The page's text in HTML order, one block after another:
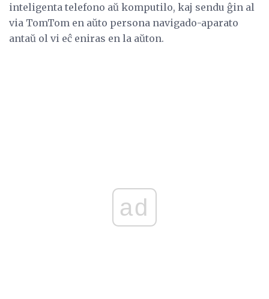
inteligenta telefono aŭ komputilo, kaj sendu ĝin al
via TomTom en aŭto persona navigado-aparato
antaŭ ol vi eĉ eniras en la aŭton.
ad